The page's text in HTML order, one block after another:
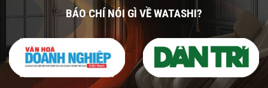
BÁO CHÍ NÓI GÌ VỀ WATASHI?